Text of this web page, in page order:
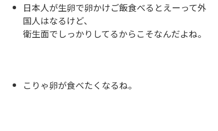
日本人が生卵で卵かけご飯食べるとえーって外
国人はなるけど、
衛生面でしっかりしてるからこそなんだよね。
こりゃ卵が食べたくなるね。